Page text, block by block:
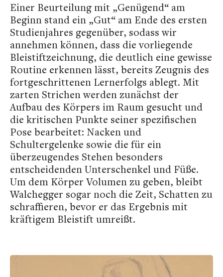
Einer Beurteilung mit „Genügend“ am
Beginn stand ein „Gut“ am Ende des ersten
Studienjahres gegenüber, sodass wir
annehmen können, dass die vorliegende
Bleistiftzeichnung, die deutlich eine gewisse
Routine erkennen lässt, bereits Zeugnis des
fortgeschrittenen Lernerfolgs ablegt. Mit
zarten Strichen werden zunächst der
Aufbau des Körpers im Raum gesucht und
die kritischen Punkte seiner spezifischen
Pose bearbeitet: Nacken und
Schultergelenke sowie die für ein
überzeugendes Stehen besonders
entscheidenden Unterschenkel und Füße.
Um dem Körper Volumen zu geben, bleibt
Walchegger sogar noch die Zeit, Schatten zu
schraffieren, bevor er das Ergebnis mit
kräftigem Bleistift umreißt.